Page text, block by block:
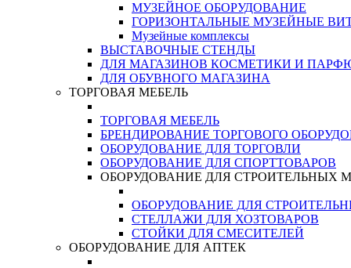
МУЗЕЙНОЕ ОБОРУДОВАНИЕ
ГОРИЗОНТАЛЬНЫЕ МУЗЕЙНЫЕ
Музейные комплексы
ВЫСТАВОЧНЫЕ СТЕНДЫ
ДЛЯ МАГАЗИНОВ КОСМЕТИКИ И
ДЛЯ ОБУВНОГО МАГАЗИНА
ТОРГОВАЯ МЕБЕЛЬ
ТОРГОВАЯ МЕБЕЛЬ
БРЕНДИРОВАНИЕ ТОРГОВОГО
ОБОРУДОВАНИЕ ДЛЯ ТОРГОВЛИ
ОБОРУДОВАНИЕ ДЛЯ СПОРТТОВАРОВ
ОБОРУДОВАНИЕ ДЛЯ СТРОИТЕЛЬНЫХ
ОБОРУДОВАНИЕ ДЛЯ
СТЕЛЛАЖИ ДЛЯ ХОЗТОВАРОВ
СТОЙКИ ДЛЯ СМЕСИТЕЛЕЙ
ОБОРУДОВАНИЕ ДЛЯ АПТЕК